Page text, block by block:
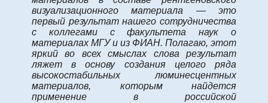
визуализационного материала — это
первый результат нашего сотрудничества
с коллегами с факультета наук о
материалах МГУ и из ФИАН. Полагаю, этот
яркий во всех смыслах слова результат
ляжет в основу создания целого ряда
высокостабильных люминесцентных
материалов, которым найдется
применение в российской